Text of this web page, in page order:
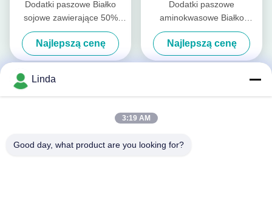
Dodatki paszowe Białko
sojowe zawierające 50%
białka surowego i białka
rozpuszczalnego w kwasach,
stosowane w żywności dla
zwierząt domowych i paszy
dla zwierząt gospodarskich
Najlepszą cenę
Dodatki paszowe
aminokwasowe Białko
surowe o wysokiej
strawności pepsyny dla
kompleksowego żywienia
Najlepszą cenę
Linda
3:19 AM
Good day, what product are you looking for?